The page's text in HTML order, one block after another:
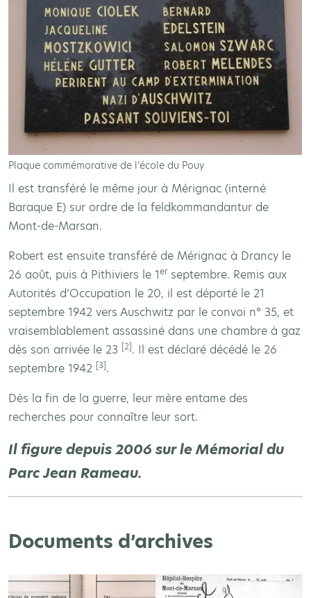
Plaque commémorative de l’école du Pouy
Il est transféré le même jour à Mérignac (interné
Baraque E) sur ordre de la feldkommandantur de
Mont-de-Marsan.
Robert est ensuite transféré de Mérignac à Drancy le
26 août, puis à Pithiviers le 1er septembre. Remis aux
Autorités d’Occupation le 20, il est déporté le 21
septembre 1942 vers Auschwitz par le convoi n° 35, et
vraisemblablement assassiné dans une chambre à gaz
dès son arrivée le 23 [2]. Il est déclaré décédé le 26
septembre 1942 [3].
Dès la fin de la guerre, leur mère entame des
recherches pour connaître leur sort.
Il figure depuis 2006 sur le Mémorial du
Parc Jean Rameau.
Documents d’archives